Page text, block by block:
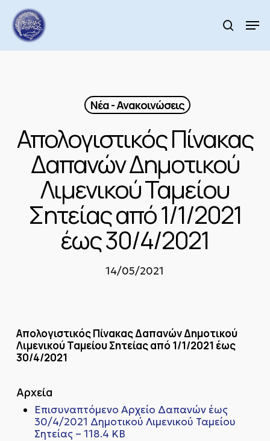
main
content
search
Νέα - Ανακοινώσεις
Απολογιστικός Πίνακας
Δαπανών Δημοτικού
Λιμενικού Ταμείου
Σητείας από 1/1/2021
έως 30/4/2021
14/05/2021
Απολογιστικός Πίνακας Δαπανών Δημοτικού
Λιμενικού Ταμείου Σητείας από 1/1/2021 έως
30/4/2021
Αρχεία
Επισυναπτόμενο Αρχείο Δαπανών έως
30/4/2021 Δημοτικού Λιμενικού Ταμείου
Σητείας – 118.4 KB
Menu